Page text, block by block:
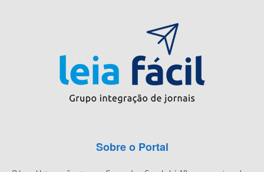
Sobre o Portal